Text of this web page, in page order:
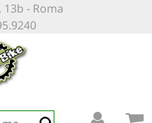
13b - Roma